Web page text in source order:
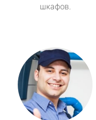
шкафов.